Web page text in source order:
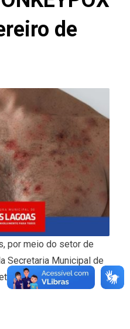
de
por meio do setor de
Secretaria Municipal de
Monkeypox.